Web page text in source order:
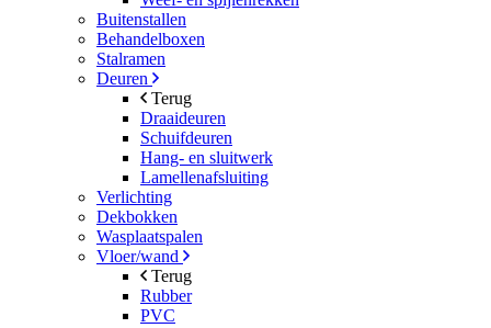
Buitenstallen
Behandelboxen
Stalramen
Deuren
Terug
Draaideuren
Schuifdeuren
Hang- en sluitwerk
Lamellenafsluiting
Verlichting
Dekbokken
Wasplaatspalen
Vloer/wand
Terug
Rubber
PVC